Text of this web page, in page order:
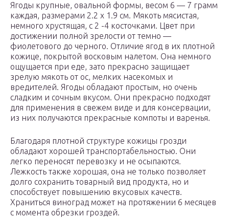
Ягоды крупные, овальной формы, весом 6 — 7 грамм
каждая, размерами 2.2 х 1.9 см. Мякоть мясистая,
немного хрустящая, с 2 -4 косточками. Цвет при
достижении полной зрелости от темно —
фиолетового до черного. Отличие ягод в их плотной
кожице, покрытой восковым налетом. Она немного
ощущается при еде, зато прекрасно защищает
зрелую мякоть от ос, мелких насекомых и
вредителей. Ягоды обладают простым, но очень
сладким и сочным вкусом. Они прекрасно подходят
для применения в свежем виде и для консервации,
из них получаются прекрасные компоты и варенья.
Благодаря плотной структуре кожицы грозди
обладают хорошей транспортабельностью. Они
легко переносят перевозку и не осыпаются.
Лежкость также хорошая, она не только позволяет
долго сохранить товарный вид продукта, но и
способствует повышению вкусовых качеств.
Храниться виноград может на протяжении 6 месяцев
с момента обрезки гроздей.